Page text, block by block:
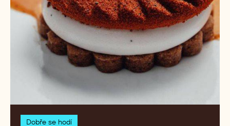
413 RECEPTY
Results
Citronové
marshmallow